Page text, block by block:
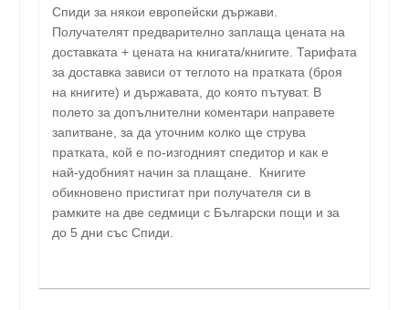
Спиди за някои европейски държави.
Получателят предварително заплаща цената на
доставката + цената на книгата/книгите. Тарифата
за доставка зависи от теглото на пратката (броя
на книгите) и държавата, до която пътуват. В
полето за допълнителни коментари направете
запитване, за да уточним колко ще струва
пратката, кой е по-изгодният спедитор и как е
най-удобният начин за плащане. Книгите
обикновено пристигат при получателя си в
рамките на две седмици с Български пощи и за
до 5 дни със Спиди.